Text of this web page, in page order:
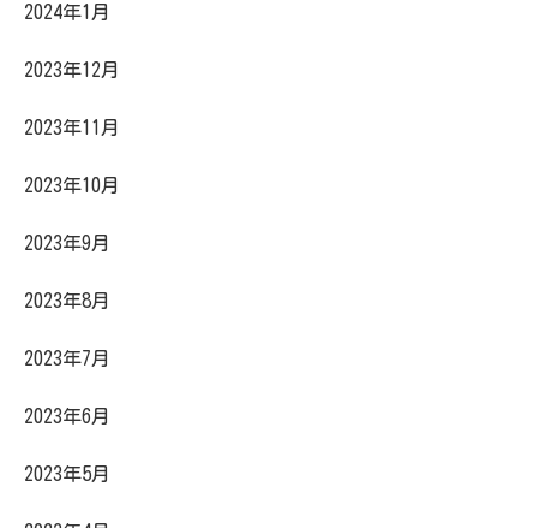
2024年1月
2023年12月
2023年11月
2023年10月
2023年9月
2023年8月
2023年7月
2023年6月
2023年5月